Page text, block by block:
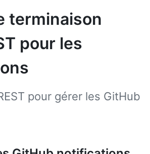
terminaison
pour les
pour gérer les GitHub